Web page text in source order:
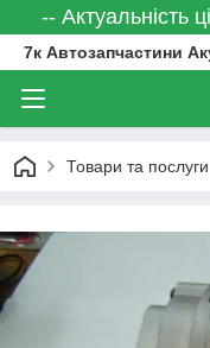
-- Актуальність
7к Автозапчастини
Товари та послуги